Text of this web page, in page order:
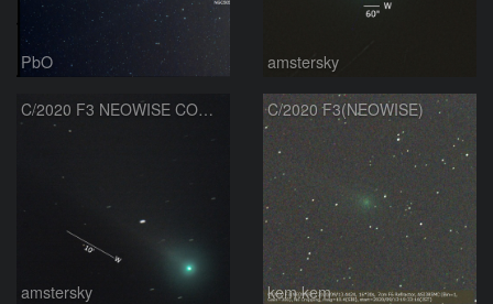
PbO amstersky
C/2020 F3 NEOWISE COMA SPIRAL ENVELOPE (コマの螺旋構造)
amstersky
C/2020 F3(NEOWISE)
kem.kem